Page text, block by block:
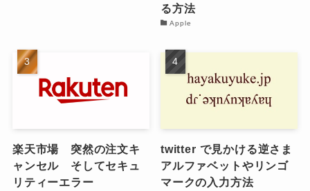
る方法
Apple
楽天市場 突然の注文キ
ャンセル そしてセキュ
リティーエラー
twitter で見かける逆さま
アルファベットやリンゴ
マークの入力方法